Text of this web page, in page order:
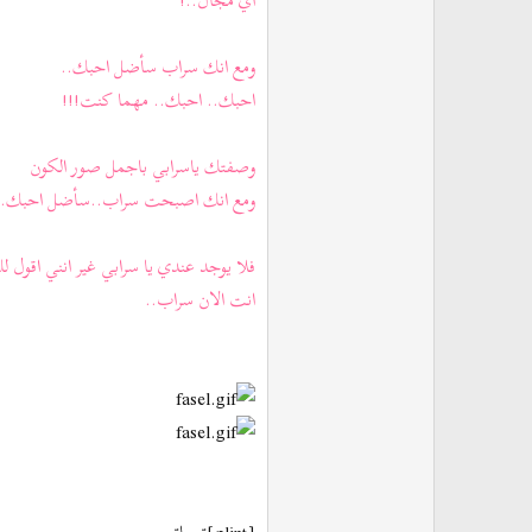
ومع انك سراب سأضل احبك..
احبك.. احبك.. مهما كنت!!!
وصفتك ياسرابي باجمل صور الكون
ومع انك اصبحت سراب..سأضل
فلا يوجد عندي يا سرابي غير انني
انت الان سراب..